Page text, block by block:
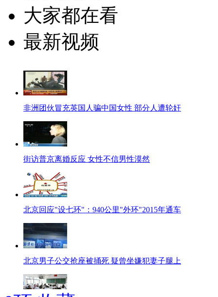
大家都在看
最新视频
非洲团伙冒充英国人骗中国女性 部分人遭轮奸
街访普京离婚反应 女性不信男性漠然
北京回应"设七环"：940公里"外环"2015年通车
北京男子公交抢座被捅死 疑曾坐嫌犯妻子腿上